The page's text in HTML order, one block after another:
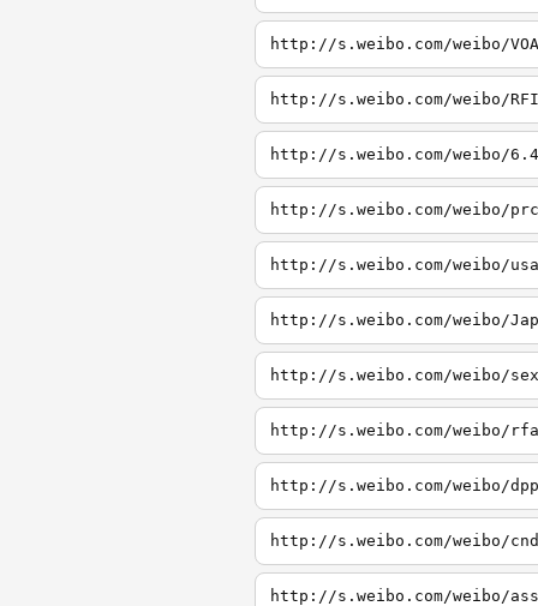
http://s.weibo.com/weibo/VOA
http://s.weibo.com/weibo/RFI
http://s.weibo.com/weibo/6.4
http://s.weibo.com/weibo/prc
http://s.weibo.com/weibo/usa
http://s.weibo.com/weibo/Jap
http://s.weibo.com/weibo/sex
http://s.weibo.com/weibo/rfa
http://s.weibo.com/weibo/dpp
http://s.weibo.com/weibo/cnd
http://s.weibo.com/weibo/ass